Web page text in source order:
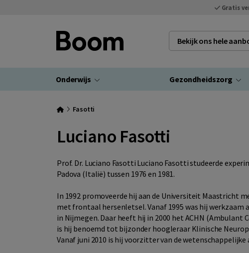
Gratis
Bekijk ons hele
Onderwijs Gezondheidszorg
Fasotti
Luciano Fasotti
Prof. Dr. Luciano Fasotti Luciano Fasotti studeerde
Padova (Italië) tussen 1976 en 1981.
In 1992 promoveerde hij aan de Universiteit Maastricht
met frontaal hersenletsel. Vanaf 1995 was hij
in Nijmegen. Daar heeft hij in 2000 het ACHN
is hij benoemd tot bijzonder hoogleraar Klinische
Vanaf juni 2010 is hij voorzitter van de